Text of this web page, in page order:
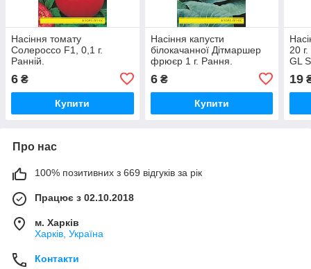
Насіння томату
Солероссо F1, 0,1 г.
Ранній.
6 ₴
Купити
Насіння капусти
білокачанної Дітмаршер
фрюєр 1 г. Рання.
6₴
Купити
20
GL
19
Про нас
100% позитивних з 669 відгуків за рік
Працює з 02.10.2018
м. Харків
Харків, Україна
Контакти